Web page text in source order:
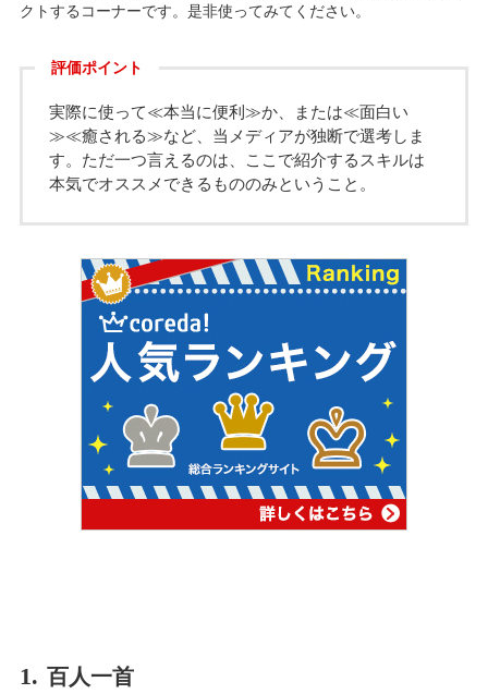
クトするコーナーです。是非使ってみてください。
評価ポイント
実際に使って≪本当に便利≫か、または≪面白い
≫≪癒される≫など、当メディアが独断で選考しま
す。ただ一つ言えるのは、ここで紹介するスキルは
本気でオススメできるもののみということ。
1. 百人一首